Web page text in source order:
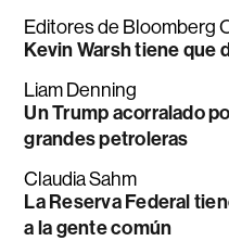
Editores de Bloomberg
Kevin Warsh tiene que
Liam Denning
Un Trump acorralado
grandes petroleras
Claudia Sahm
La Reserva Federal
a la gente común